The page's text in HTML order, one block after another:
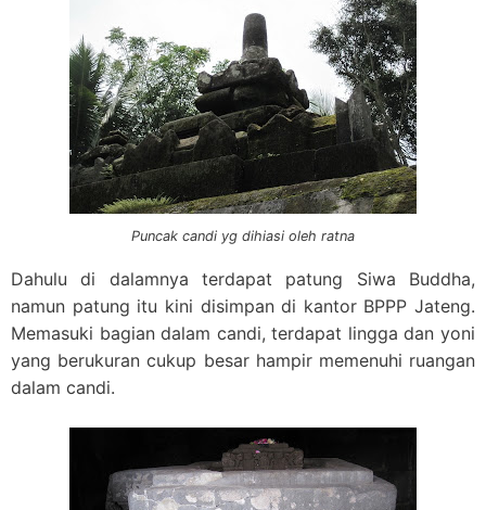
Puncak candi yg dihiasi oleh ratna
Dahulu di dalamnya terdapat patung Siwa Buddha,
namun patung itu kini disimpan di kantor BPPP Jateng.
Memasuki bagian dalam candi, terdapat lingga dan yoni
yang berukuran cukup besar hampir memenuhi ruangan
dalam candi.